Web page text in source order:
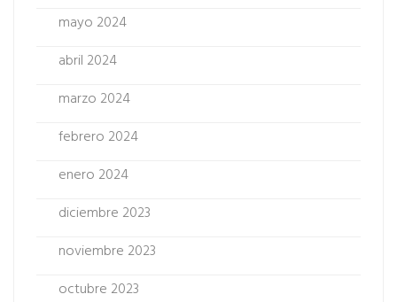
mayo 2024
abril 2024
marzo 2024
febrero 2024
enero 2024
diciembre 2023
noviembre 2023
octubre 2023